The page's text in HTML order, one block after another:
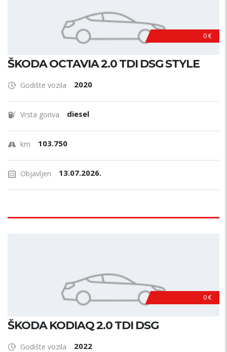
0 €
ŠKODA OCTAVIA 2.0 TDI DSG STYLE
Godište vozila 2020
Vrsta goriva diesel
km 103.750
Objavljen 13.07.2026.
0 €
ŠKODA KODIAQ 2.0 TDI DSG
Godište vozila 2022